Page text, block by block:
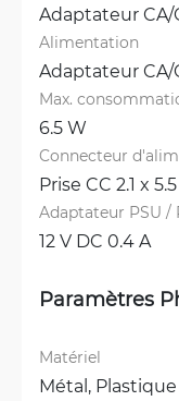
Adaptateur CA/
Alimentation
Adaptateur CA/
Max.
6.5 W
Connecteur
Prise CC 2.1 x
Adaptateur PSU /
12 V DC 0.4 A
Paramètres
Matériel
Métal, Plastique